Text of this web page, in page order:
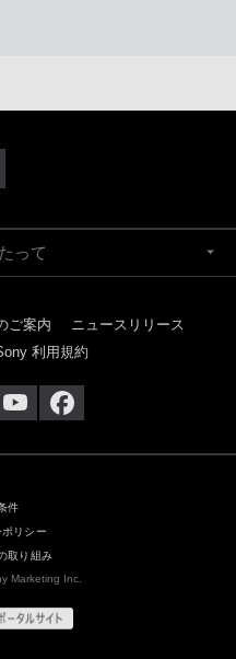
って
ご案内
ニュースリリース
利用規約
件
リシー
取り組み
Marketing Inc.